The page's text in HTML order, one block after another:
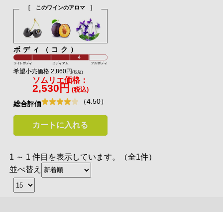
[ このワインのアロマ ]
ボディ（コク）
希望小売価格 2,860円(税込)
ソムリエ価格：
2,530円 (税込)
総合評価 （4.50）
カートに入れる
1 ～ 1 件目を表示しています。（全1件）
並べ替え